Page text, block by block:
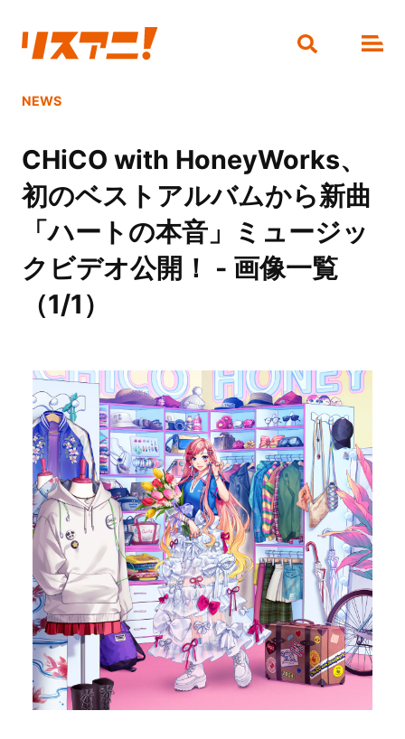
NEWS
CHiCO with HoneyWorks、
初のベストアルバムから新曲
「ハートの本音」ミュージッ
クビデオ公開！ - 画像一覧
（1/1）